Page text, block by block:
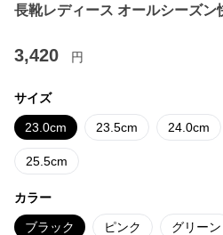
長靴レディース オールシーズン
3,420 円
サイズ
23.0cm 23.5cm 24.0cm
25.5cm
カラー
ブラック ピンク グリーン